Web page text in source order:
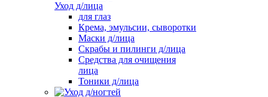
Уход д/лица
для глаз
Крема, эмульсии, сыворотки
Маски д/лица
Скрабы и пилинги д/лица
Средства для очищения
лица
Тоники д/лица